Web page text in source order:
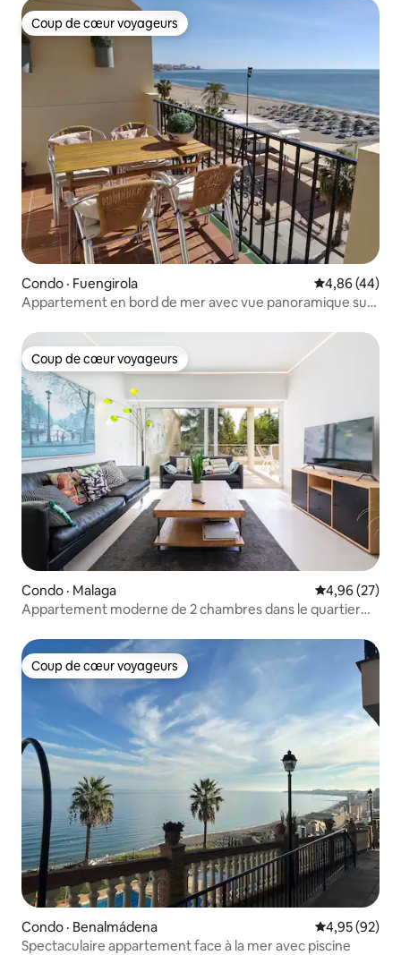
Coup de cœur voyageurs
Coup de cœur voyageurs
Condo · Fuengirola Note
4,86 (44)
Appartement en bord de mer avec vue panoramique sur
Coup de cœur voyageurs
Coup de cœur voyageurs
Condo · Malaga Note
4,96 (27)
Appartement moderne de 2 chambres dans le quartier
Coup de cœur voyageurs
Coup de cœur voyageurs
Condo · Benalmádena Note
4,95 (92)
Spectaculaire appartement face à la mer avec piscine